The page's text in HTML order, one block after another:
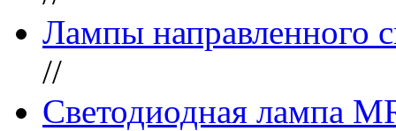
Лампы направленного
//
Светодиодная лампа